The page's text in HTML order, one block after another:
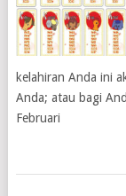
kelahiran Anda ini
Anda; atau bagi
Februari